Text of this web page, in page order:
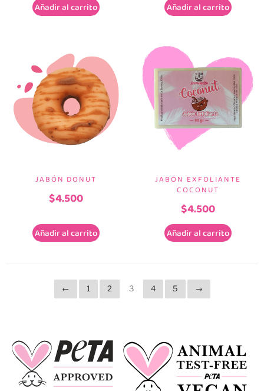
Añadir al carrito Añadir al carrito
JABÓN DONUT
$4.500
Añadir al carrito
JABÓN EXFOLIANTE
COCONUT
$4.500
Añadir al carrito
← 1 2 3 4 5 →